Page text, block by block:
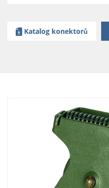
Katalog konektorů